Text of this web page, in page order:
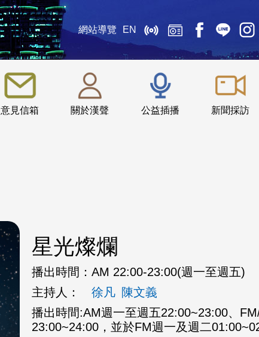
網站導覽 EN
意見信箱 關於漢聲 公益插播 新聞採訪
:::
星光燦爛
播出時間： AM 22:00-23:00(週一至週五)
主持人：
徐凡 陳文義
播出時間:AM週一至週五22:00~23:00、
23:00~24:00，並於FM週一及週二